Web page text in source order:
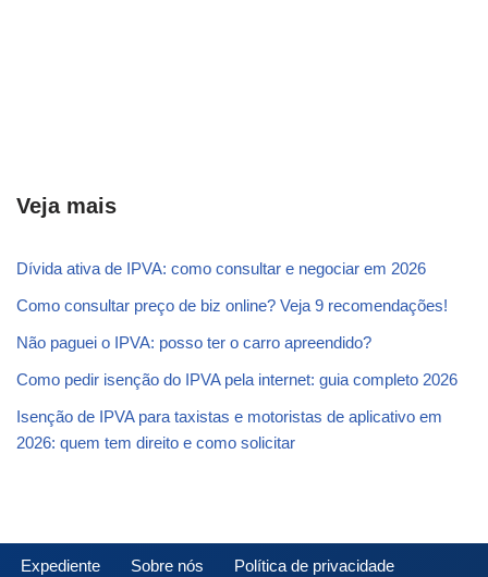
Veja mais
Dívida ativa de IPVA: como consultar e negociar em 2026
Como consultar preço de biz online? Veja 9 recomendações!
Não paguei o IPVA: posso ter o carro apreendido?
Como pedir isenção do IPVA pela internet: guia completo 2026
Isenção de IPVA para taxistas e motoristas de aplicativo em
2026: quem tem direito e como solicitar
Expediente Sobre nós Política de privacidade